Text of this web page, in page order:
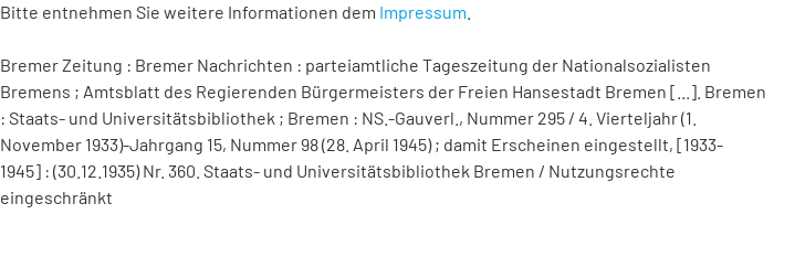
Bitte entnehmen Sie weitere Informationen dem Impressum
Bremer Zeitung : Bremer Nachrichten : parteiamtliche Tageszeitung der Nationalsozialisten
Bremens ; Amtsblatt des Regierenden Bürgermeisters der Freien Hansestadt Bremen [...]. Bremen
: Staats- und Universitätsbibliothek ; Bremen : NS.-Gauverl., Nummer 295 / 4. Vierteljahr (1.
November 1933)-Jahrgang 15, Nummer 98 (28. April 1945) ; damit Erscheinen eingestellt, [1933-
1945] : (30.12.1935) Nr. 360. Staats- und Universitätsbibliothek Bremen / Nutzungsrechte
eingeschränkt